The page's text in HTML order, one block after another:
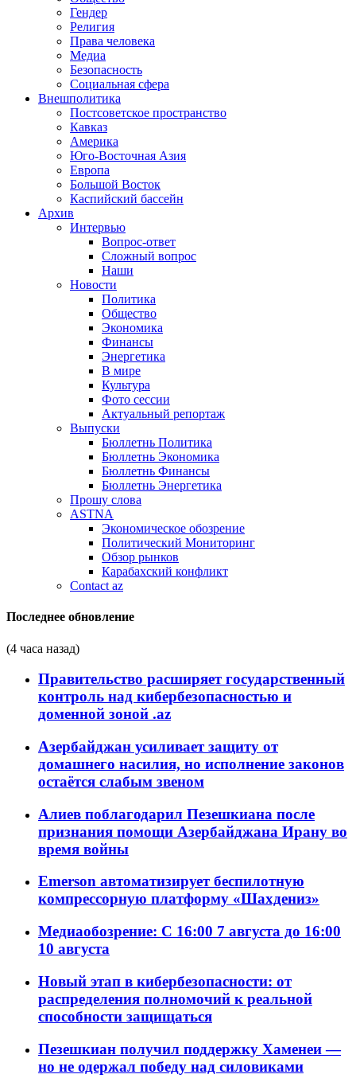
Гендер
Религия
Права человека
Медиа
Безопасность
Социальная сфера
Внешполитика
Постсоветское пространство
Кавказ
Америка
Юго-Восточная Азия
Европа
Большой Восток
Каспийский бассейн
Архив
Интервью
Вопрос-ответ
Сложный вопрос
Наши
Новости
Политика
Общество
Экономика
Финансы
Энергетика
В мире
Культура
Фото сессии
Актуальный репортаж
Выпуски
Бюллетнь Политика
Бюллетнь Экономика
Бюллетнь Финансы
Бюллетнь Энергетика
Прошу слова
ASTNA
Экономическое обозрение
Политический Мониторинг
Обзор рынков
Карабахский конфликт
Contact az
Последнее обновление
(4 часа назад)
Правительство расширяет государственный
контроль над кибербезопасностью и
доменной зоной .az
Азербайджан усиливает защиту от
домашнего насилия, но исполнение законов
остаётся слабым звеном
Алиев поблагодарил Пезешкиана после
признания помощи Азербайджана Ирану во
время войны
Emerson автоматизирует беспилотную
компрессорную платформу «Шахдениз»
Медиаобозрение: С 16:00 7 августа до 16:00
10 августа
Новый этап в кибербезопасности: от
распределения полномочий к реальной
способности защищаться
Пезешкиан получил поддержку Хаменеи —
но не одержал победу над силовиками